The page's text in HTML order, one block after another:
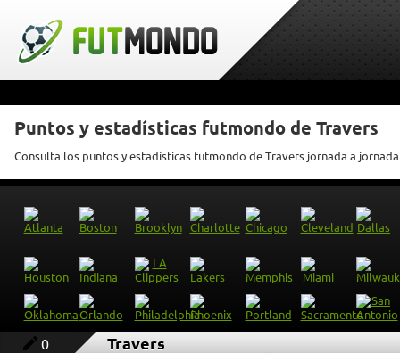
Puntos y estadísticas futmondo de Travers
Consulta los puntos y estadísticas futmondo de Travers jornada a jornada
0 Travers